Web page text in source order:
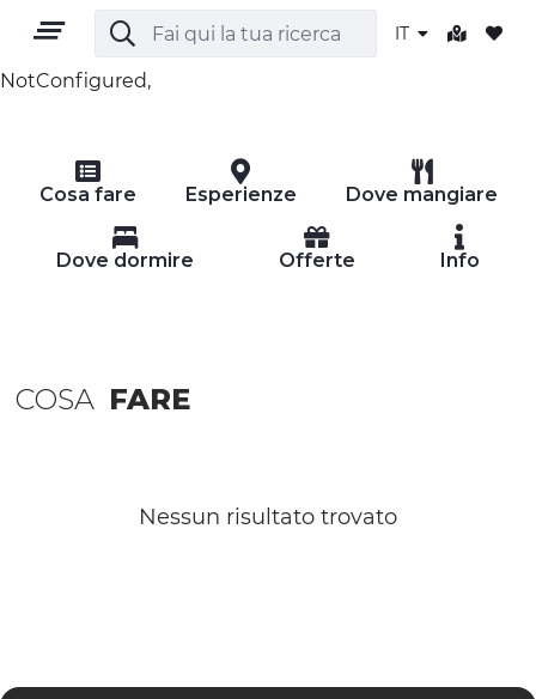
IT
OUTDOOR
NotConfigured,
Cosa fare Esperienze Dove mangiare
Dove dormire Offerte Info
COSA FARE
Nessun risultato trovato